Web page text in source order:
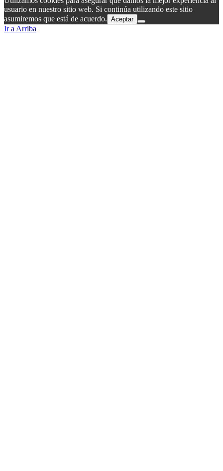
usuario en nuestro sitio web. Si continúa utilizando este sitio
asumiremos que está de acuerdo. Aceptar
Ir a Arriba